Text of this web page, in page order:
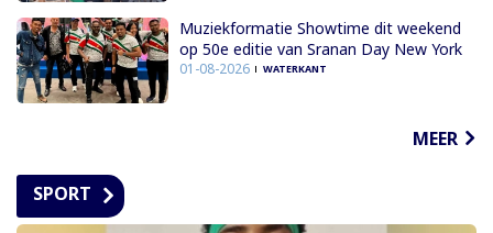
Muziekformatie Showtime dit weekend
op 50e editie van Sranan Day New York
01-08-2026 WATERKANT
MEER
SPORT